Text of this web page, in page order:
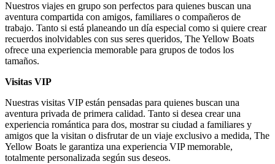
Nuestros viajes en grupo son perfectos para quienes buscan una
aventura compartida con amigos, familiares o compañeros de
trabajo. Tanto si está planeando un día especial como si quiere crear
recuerdos inolvidables con sus seres queridos, The Yellow Boats
ofrece una experiencia memorable para grupos de todos los
tamaños.
Visitas VIP
Nuestras visitas VIP están pensadas para quienes buscan una
aventura privada de primera calidad. Tanto si desea crear una
experiencia romántica para dos, mostrar su ciudad a familiares y
amigos que la visitan o disfrutar de un viaje exclusivo a medida, The
Yellow Boats le garantiza una experiencia VIP memorable,
totalmente personalizada según sus deseos.